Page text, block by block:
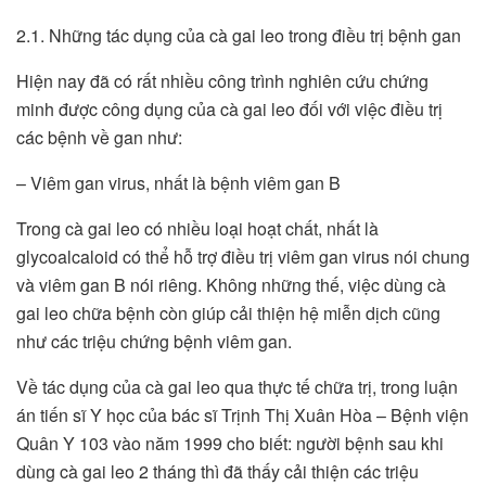
2.1. Những tác dụng của cà gai leo trong điều trị bệnh gan
Hiện nay đã có rất nhiều công trình nghiên cứu chứng
minh được công dụng của cà gai leo đối với việc điều trị
các bệnh về gan như:
– Viêm gan virus, nhất là bệnh viêm gan B
Trong cà gai leo có nhiều loại hoạt chất, nhất là
glycoalcaloid có thể hỗ trợ điều trị viêm gan virus nói chung
và viêm gan B nói riêng. Không những thế, việc dùng cà
gai leo chữa bệnh còn giúp cải thiện hệ miễn dịch cũng
như các triệu chứng bệnh viêm gan.
Về tác dụng của cà gai leo qua thực tế chữa trị, trong luận
án tiến sĩ Y học của bác sĩ Trịnh Thị Xuân Hòa – Bệnh viện
Quân Y 103 vào năm 1999 cho biết: người bệnh sau khi
dùng cà gai leo 2 tháng thì đã thấy cải thiện các triệu